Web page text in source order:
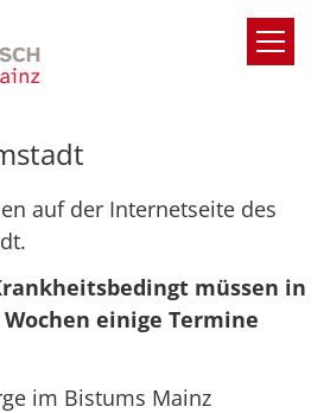
auf der Internetseite des
müssen in
einige Termine
im Bistums Mainz